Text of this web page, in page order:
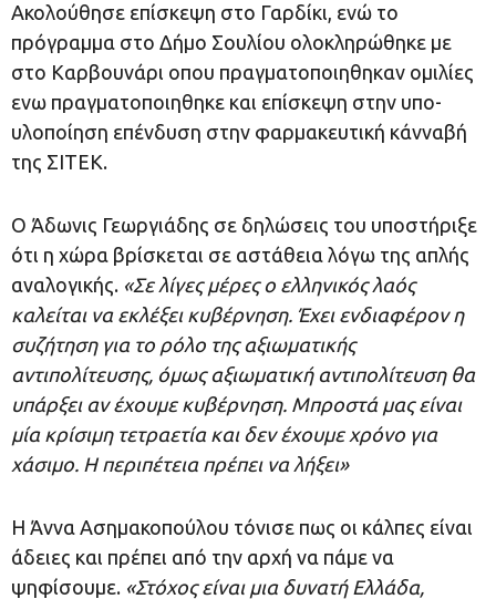
Ακολούθησε επίσκεψη στο Γαρδίκι, ενώ το
πρόγραμμα στο Δήμο Σουλίου ολοκληρώθηκε με
στο Καρβουνάρι οπου πραγματοποιηθηκαν ομιλίες
ενω πραγματοποιηθηκε και επίσκεψη στην υπο-
υλοποίηση επένδυση στην φαρμακευτική κάνναβή
της ΣΙΤΕΚ.
Ο Άδωνις Γεωργιάδης σε δηλώσεις του υποστήριξε
ότι η χώρα βρίσκεται σε αστάθεια λόγω της απλής
αναλογικής. «Σε λίγες μέρες ο ελληνικός λαός
καλείται να εκλέξει κυβέρνηση. Έχει ενδιαφέρον η
συζήτηση για το ρόλο της αξιωματικής
αντιπολίτευσης, όμως αξιωματική αντιπολίτευση θα
υπάρξει αν έχουμε κυβέρνηση. Μπροστά μας είναι
μία κρίσιμη τετραετία και δεν έχουμε χρόνο για
χάσιμο. Η περιπέτεια πρέπει να λήξει»
Η Άννα Ασημακοπούλου τόνισε πως οι κάλπες είναι
άδειες και πρέπει από την αρχή να πάμε να
ψηφίσουμε. «Στόχος είναι μια δυνατή Ελλάδα,